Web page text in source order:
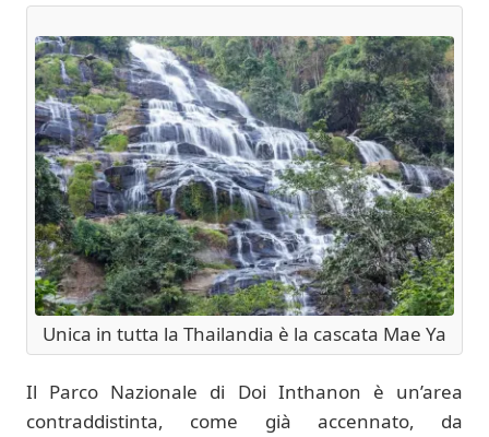
Unica in tutta la Thailandia è la cascata Mae Ya
Il Parco Nazionale di Doi Inthanon è un’area
contraddistinta, come già accennato, da